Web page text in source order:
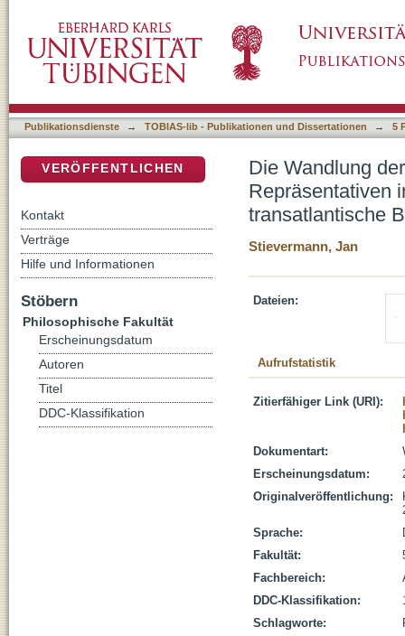
Geschichtsdenken des 19. Jahrhunderts -
Publikationsdienste → TOBIAS-lib - Publikationen und Dissertationen → 5
Die Wandlung
Repräsentativen
transatlantische
Stievermann, Jan
Dateien:
Aufrufstatistik
Zitierfähiger Link (URI):
Dokumentart:
Erscheinungsdatum:
Originalveröffentlichung:
Sprache:
Fakultät:
Fachbereich:
DDC-Klassifikation:
Schlagworte:
VERÖFFENTLICHEN
Kontakt
Verträge
Hilfe und Informationen
Stöbern
Philosophische Fakultät
Erscheinungsdatum
Autoren
Titel
DDC-Klassifikation